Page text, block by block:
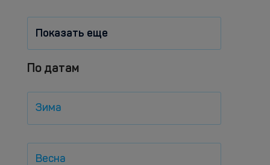
Показать еще
По датам
Зима
Весна